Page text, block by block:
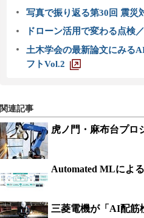
写真で振り返る第30回 震災
ドローン活用で変わる点検
土木学会の最新論文にみる
フトVol.2
関連記事
虎ノ門・麻布台プロ
Automated MLによ
三菱電機が「AI配筋